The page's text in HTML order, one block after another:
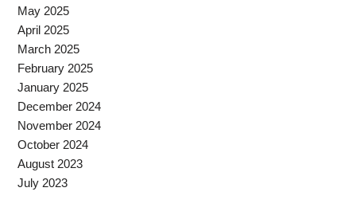
May 2025
April 2025
March 2025
February 2025
January 2025
December 2024
November 2024
October 2024
August 2023
July 2023